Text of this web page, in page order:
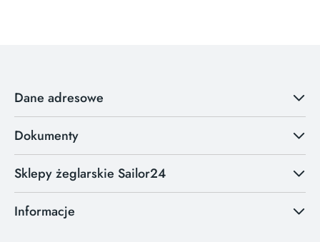
Dane adresowe
Dokumenty
Sklepy żeglarskie Sailor24
Informacje